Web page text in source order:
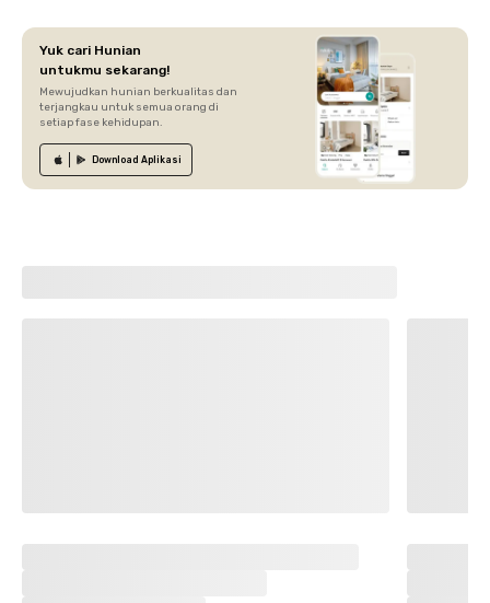
Yuk cari Hunian
untukmu sekarang!
Mewujudkan hunian berkualitas dan
terjangkau untuk semua orang di
setiap fase kehidupan.
Download Aplikasi